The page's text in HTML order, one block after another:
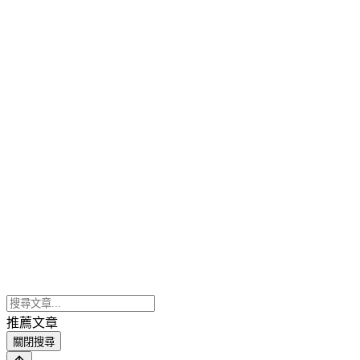
推薦文章
關閉搜尋